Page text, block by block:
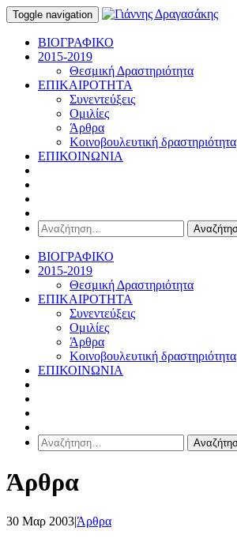
Toggle navigation
ΒΙΟΓΡΑΦΙΚΟ
2015-2019
Θεσμική Δραστηριότητα
ΕΠΙΚΑΙΡΟΤΗΤΑ
Συνεντεύξεις
Ομιλίες
Άρθρα
Κοινοβουλευτική δραστηριότητα
ΕΠΙΚΟΙΝΩΝΙΑ
Αναζήτηση
για:
ΒΙΟΓΡΑΦΙΚΟ
2015-2019
Θεσμική Δραστηριότητα
ΕΠΙΚΑΙΡΟΤΗΤΑ
Συνεντεύξεις
Ομιλίες
Άρθρα
Κοινοβουλευτική δραστηριότητα
ΕΠΙΚΟΙΝΩΝΙΑ
Αναζήτηση
για:
Άρθρα
30 Μαρ 2003|Άρθρα